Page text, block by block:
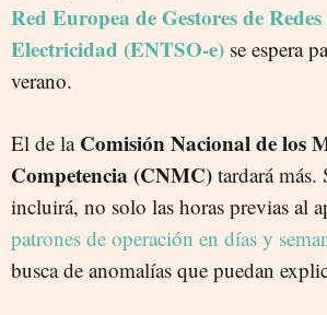
Red Europea de Gestores de
Electricidad (ENTSO-e) se espera
verano.
El de la Comisión Nacional de los
Competencia (CNMC) tardará más.
incluirá, no solo las horas previas al
patrones de operación en días y
busca de anomalías que puedan